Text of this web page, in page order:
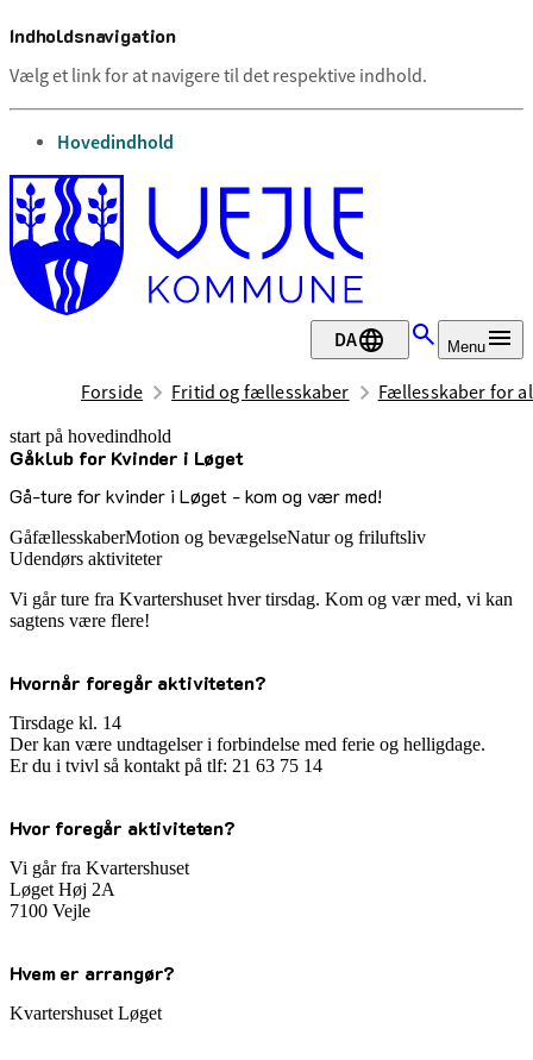
Indholdsnavigation
Vælg et link for at navigere til det respektive indhold.
gå til
Hovedindhold
DA Menu
Forside Fritid og fællesskaber Fællesskaber for
start på hovedindhold
Gåklub for Kvinder i Løget
Gå-ture for kvinder i Løget - kom og vær med!
senest opdateret 3. juli 2026
GåfællesskaberMotion og bevægelseNatur og friluftsliv
Udendørs aktiviteter
Vi går ture fra Kvartershuset hver tirsdag. Kom og vær med, vi kan
sagtens være flere!
Hvornår foregår aktiviteten?
Tirsdage kl. 14
Der kan være undtagelser i forbindelse med ferie og helligdage.
Er du i tvivl så kontakt på tlf: 21 63 75 14
Hvor foregår aktiviteten?
Vi går fra Kvartershuset
Løget Høj 2A
7100 Vejle
Hvem er arrangør?
Kvartershuset Løget